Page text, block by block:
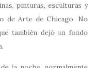
pinturas, esculturas y
de Arte de Chicago. No
también dejó un fondo